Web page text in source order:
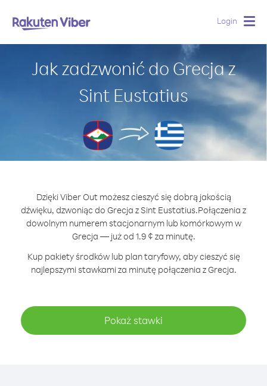
Login
Jak zadzwonić do Grecja z
Sint Eustatius
Dzięki Viber Out możesz cieszyć się dobrą jakością
dźwięku, dzwoniąc do Grecja z Sint Eustatius.Połączenia z
dowolnym numerem stacjonarnym lub komórkowym w
Grecja — już od 1.9 ¢ za minutę.
Kup pakiety środków lub plan taryfowy, aby cieszyć się
najlepszymi stawkami za minutę połączenia z Grecja.
Pokaż stawki